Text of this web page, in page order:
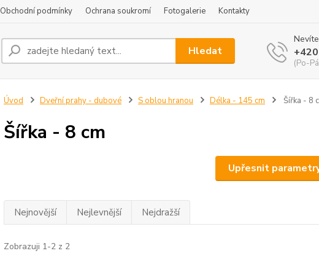
Obchodní podmínky Ochrana soukromí Fotogalerie Kontakty
Hledat
(Po-
Úvod Dveřní prahy - dubové S oblou hranou Délka - 145 cm Šířka - 8
Šířka - 8 cm
Upřesnit
Nejnovější Nejlevnější Nejdražší
Zobrazuji 1-2 z 2